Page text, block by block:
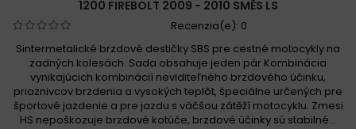
1200 FIREBOLT 2009 - 2010 SMĚS LS
Recenzia(e): 0
Sintermetalické brzdové destičky SBS pre cestné motocykly na
zadných kolesách. Sada obsahuje jeden pár Kombinácia
vynikajúcich kombinácií neviditeľného brzdového účinku,
priaznivcov brzdenia a vysokých teplôt, špeciálne určených pre
športové jazdenie a pre jazdu s väčšou zátěží motocyklu. Zmesi
HS nepoškozuje brzdové kotúče, brzdové účinky sú stabilné...